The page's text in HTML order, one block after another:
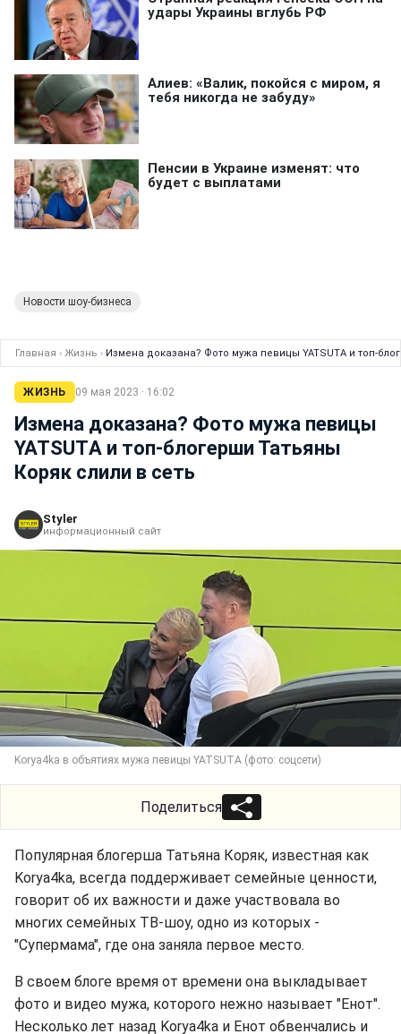
Новости шоу-бизнеса
Главная › Жизнь › Измена доказана? Фото мужа певицы YATSUTА и топ-
ЖИЗНЬ 09 мая 2023 · 16:02
Измена доказана? Фото мужа певицы
YATSUTА и топ-блогерши Татьяны
Коряк слили в сеть
Styler
информационный сайт
Korya4ka в объятиях мужа певицы YATSUTA (фото: соцсети)
Поделиться
Популярная блогерша Татьяна Коряк, известная как
Korya4ka, всегда поддерживает семейные ценности,
говорит об их важности и даже участвовала во
многих семейных ТВ-шоу, одно из которых -
"Супермама", где она заняла первое место.
В своем блоге время от времени она выкладывает
фото и видео мужа, которого нежно называет "Енот".
Несколько лет назад Korya4ka и Енот обвенчались и